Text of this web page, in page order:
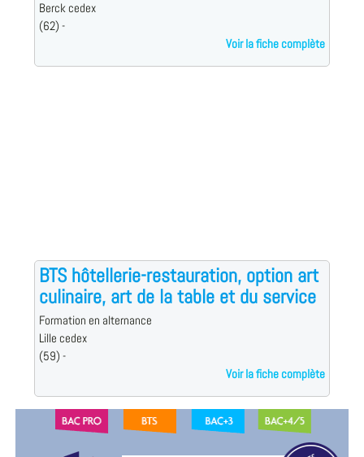
Berck cedex
(62) -
Voir la fiche complète
BTS hôtellerie-restauration, option art
culinaire, art de la table et du service
Formation en alternance
Lille cedex
(59) -
Voir la fiche complète